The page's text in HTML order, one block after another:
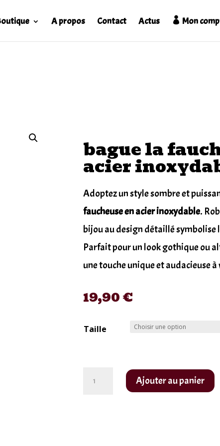
A propos Contact Actus Mon
bague la
acier
Adoptez un style sombre et
faucheuse en acier inoxydable.
bijou au design détaillé symbolise
Parfait pour un look gothique ou
une touche unique et audacieuse
19,90€
Taille
Ajouter au panier